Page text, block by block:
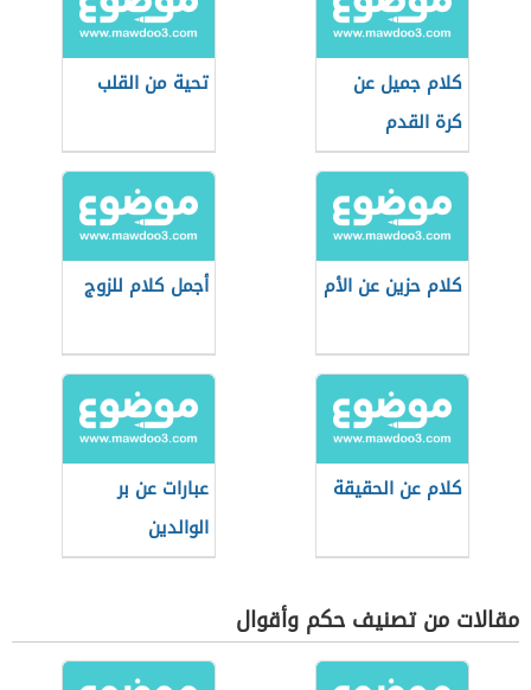
كلام جميل عن
كرة القدم
تحية من القلب
كلام حزين عن الأم أجمل كلام للزوج
كلام عن الحقيقة
عبارات عن بر
الوالدين
مقالات من تصنيف حكم وأقوال